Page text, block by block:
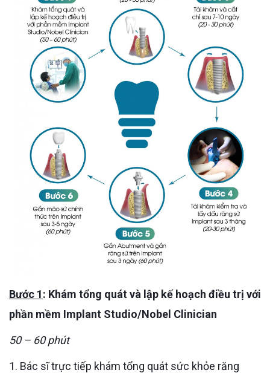
Bước 1: Khám tổng quát và lập kế hoạch điều trị với
phần mềm Implant Studio/Nobel Clinician
50 – 60 phút
1. Bác sĩ trực tiếp khám tổng quát sức khỏe răng